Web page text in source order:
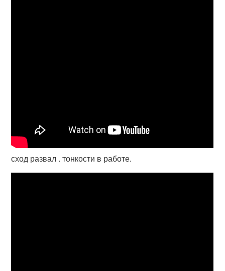
сход развал . тонкости в работе.